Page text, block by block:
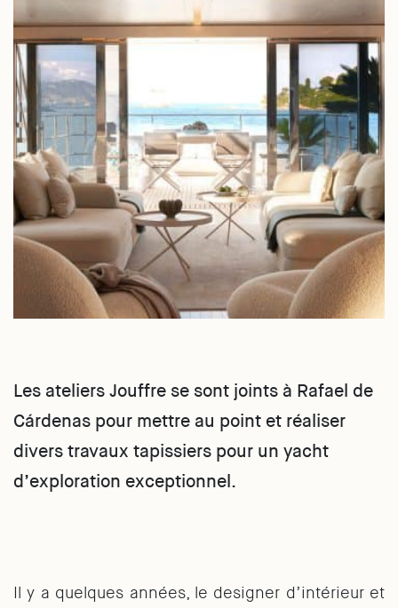
Les ateliers Jouffre se sont joints à Rafael de
Cárdenas pour mettre au point et réaliser
divers travaux tapissiers pour un yacht
d’exploration exceptionnel.
Il y a quelques années, le designer d’intérieur et